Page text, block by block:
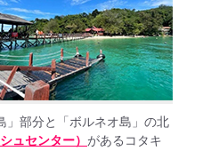
」部分と「ボルネオ島」の北
ュセンター） があるコタキ